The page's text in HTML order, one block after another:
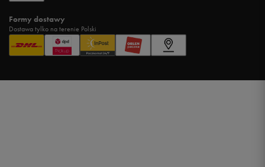
Formy dostawy
Dostawa tylko na terenie Polski